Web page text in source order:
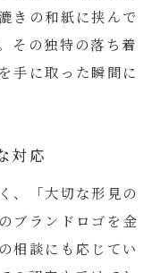
きの和紙に挟んで
その独特の落ち着
手に取った瞬間に
対応
、「大切な形見の
ブランドロゴを金
相談にも応じてい